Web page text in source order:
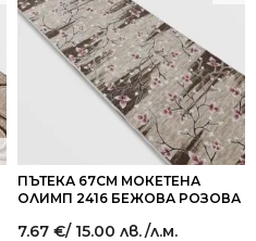
ПЪТЕКА 67СМ МОКЕТЕНА
ОЛИМП 2416 БЕЖОВА РОЗОВА
7.67 €/ 15.00 лв./л.м.